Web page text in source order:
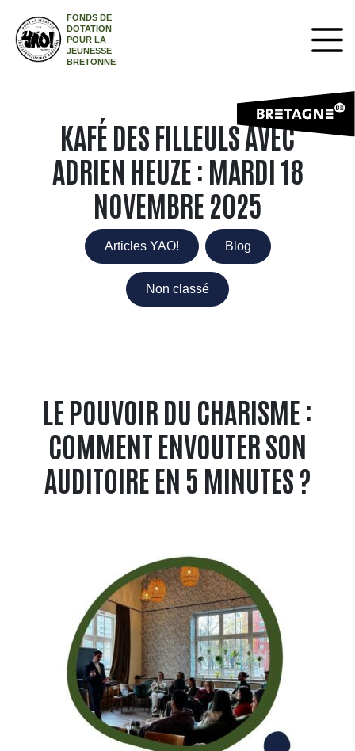
FONDS DE
DOTATION
POUR LA
JEUNESSE
BRETONNE
KAFÉ DES FILLEULS AVEC
ADRIEN HEUZE : MARDI 18
NOVEMBRE 2025
Articles YAO! Blog
Non classé
LE POUVOIR DU CHARISME :
COMMENT ENVOUTER SON
AUDITOIRE EN 5 MINUTES ?